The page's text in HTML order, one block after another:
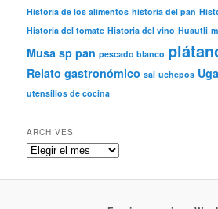
Historia de los alimentos historia del pan
Historia del tomate Historia del vino Huautli
Musa sp pan pescado blanco
Relato gastronómico sal uchepos
utensilios de cocina
ARCHIVES
Archives